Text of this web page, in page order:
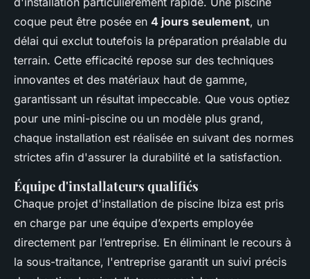
coque peut être posée en 4 jours seulement, un
délai qui exclut toutefois la préparation préalable du
terrain. Cette efficacité repose sur des techniques
innovantes et des matériaux haut de gamme,
garantissant un résultat impeccable. Que vous optiez
pour une mini-piscine ou un modèle plus grand,
chaque installation est réalisée en suivant des normes
strictes afin d'assurer la durabilité et la satisfaction.
Équipe d'installateurs qualifiés
Chaque projet d'installation de piscine Ibiza est pris
en charge par une équipe d’experts employée
directement par l’entreprise. En éliminant le recours à
la sous-traitance, l'entreprise garantit un suivi précis